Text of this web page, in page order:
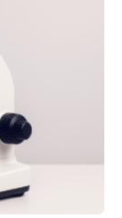
der
sie auch in
Hentschel-
Geehrt
oder eine
zum Thema